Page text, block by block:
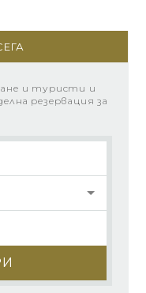
и туристи и
резервация за